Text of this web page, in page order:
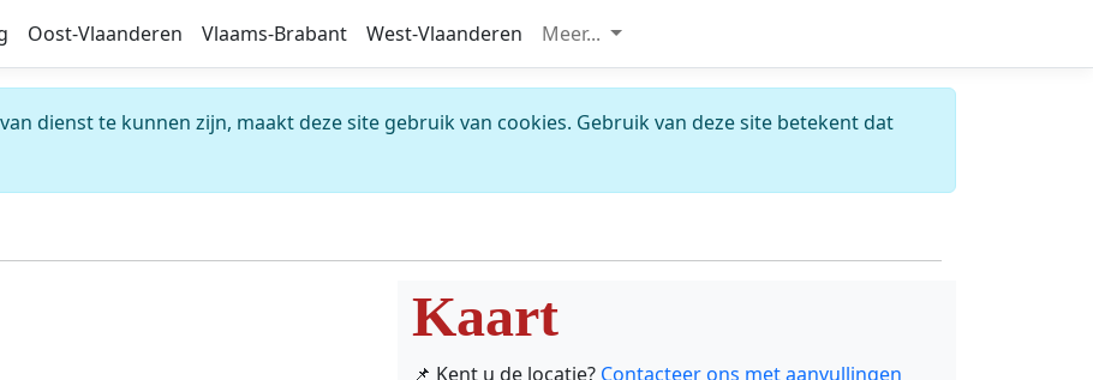
Oost-Vlaanderen Vlaams-Brabant West-Vlaanderen Meer...
dienst te kunnen zijn, maakt deze site gebruik van cookies. Gebruik van deze site betekent dat
Kaart
📌 Kent u de locatie? Contacteer ons met aanvullingen